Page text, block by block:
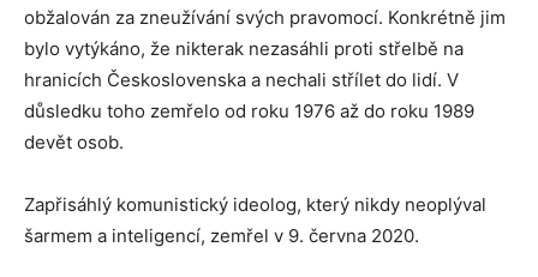
obžalován za zneužívání svých pravomocí. Konkrétně jim
bylo vytýkáno, že nikterak nezasáhli proti střelbě na
hranicích Československa a nechali střílet do lidí. V
důsledku toho zemřelo od roku 1976 až do roku 1989
devět osob.
Zapřisáhlý komunistický ideolog, který nikdy neoplýval
šarmem a inteligencí, zemřel v 9. června 2020.